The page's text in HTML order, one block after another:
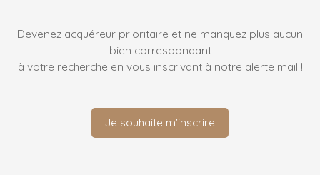
Devenez acquéreur prioritaire et ne manquez plus aucun
bien correspondant
à votre recherche en vous inscrivant à notre alerte mail !
Je souhaite m'inscrire